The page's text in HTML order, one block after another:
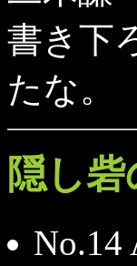
書き下
たな。
隠し
No.14